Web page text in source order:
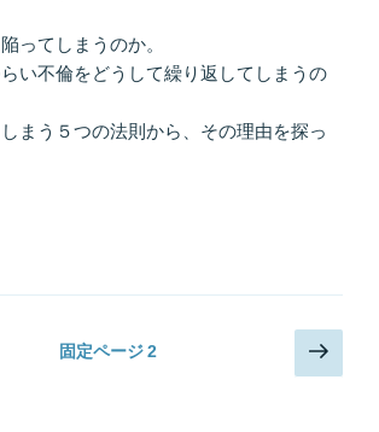
ってしまうのか。
い不倫をどうして繰り返してしまうの
まう５つの法則から、その理由を探っ
固定ページ2
次
の